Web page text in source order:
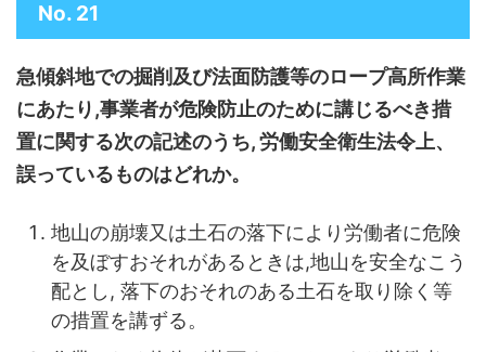
No. 21
急傾斜地での掘削及び法面防護等のロープ高所作業
にあたり,事業者が危険防止のために講じるべき措
置に関する次の記述のうち, 労働安全衛生法令上、
誤っているものはどれか。
地山の崩壊又は土石の落下により労働者に危険
を及ぼすおそれがあるときは,地山を安全なこう
配とし, 落下のおそれのある土石を取り除く等
の措置を講ずる。